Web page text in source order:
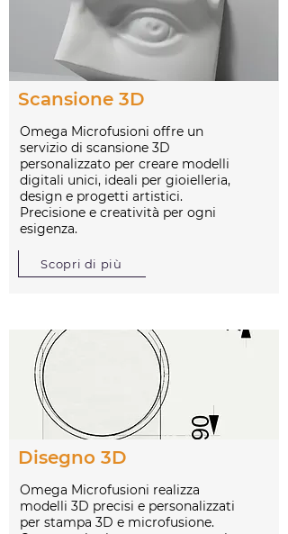
Scansione 3D
Omega Microfusioni offre un
servizio di scansione 3D
personalizzato per creare modelli
digitali unici, ideali per gioielleria,
design e progetti artistici.
Precisione e creatività per ogni
esigenza.
Scopri di più
Disegno 3D
Omega Microfusioni realizza
modelli 3D precisi e personalizzati
per stampa 3D e microfusione.